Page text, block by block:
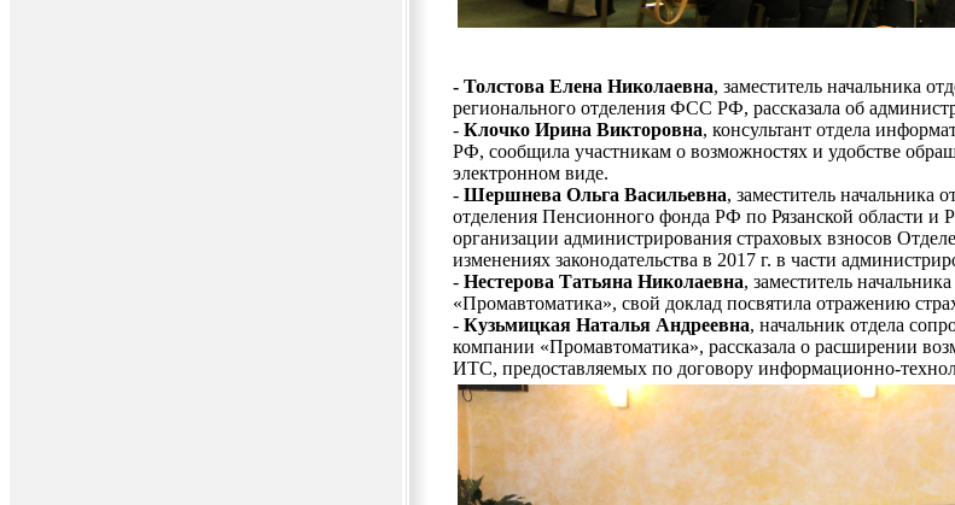
- Толстова Елена Николаевна, заместитель начальника
регионального отделения ФСС РФ, рассказала об
- Клочко Ирина Викторовна, консультант отдела
РФ, сообщила участникам о возможностях и удобстве
электронном виде.
- Шершнева Ольга Васильевна, заместитель начальника
отделения Пенсионного фонда РФ по Рязанской области и
организации администрирования страховых взносов
изменениях законодательства в 2017 г. в части
- Нестерова Татьяна Николаевна, заместитель
«Промавтоматика», свой доклад посвятила отражению
- Кузьмицкая Наталья Андреевна, начальник отдела
компании «Промавтоматика», рассказала о расширении
ИТС, предоставляемых по договору информационно-